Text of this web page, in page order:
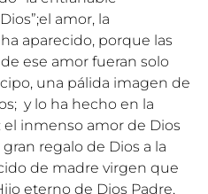
amor, la
aparecido, porque las
ese amor fueran solo
una pálida imagen de
y lo ha hecho en la
el inmenso amor de Dios
regalo de Dios a la
de madre virgen que
eterno de Dios Padre,